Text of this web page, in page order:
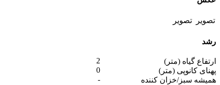
رشد
ارتفاع گیاه (متر)
2
پهنای کانوپی (متر)
0
همیشه سبز/خزان کننده
-